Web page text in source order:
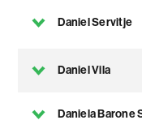
Daniel Servitje
Daniel Vila
Daniela Barone